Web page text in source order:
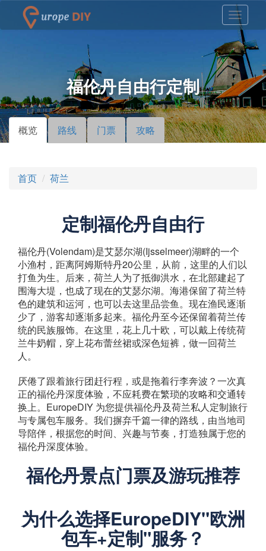
福伦丹自由行定制
主标签
概览 （活
动标
路线 门票 攻略
首页 荷兰
定制福伦丹自由行
福伦丹(Volendam)是艾瑟尔湖(Ijsselmeer)湖畔的一个
小渔村，距离阿姆斯特丹20公里，从前，这里的人们以
打鱼为生。后来，荷兰人为了抵御洪水，在北部建起了
围海大堤，也成了现在的艾瑟尔湖。海港保留了荷兰特
色的建筑和运河，也可以去这里品尝鱼。现在渔民逐渐
少了，游客却逐渐多起来。福伦丹至今还保留着荷兰传
统的民族服饰。在这里，花上几十欧，可以戴上传统荷
兰牛奶帽，穿上花布蕾丝裙或深色短裤，做一回荷兰
人。
厌倦了跟着旅行团赶行程，或是拖着行李奔波？一次真
正的福伦丹深度体验，不应耗费在繁琐的攻略和交通转
换上。EuropeDIY 为您提供福伦丹及荷兰私人定制旅行
与专属包车服务。我们摒弃千篇一律的路线，由当地司
导陪伴，根据您的时间、兴趣与节奏，打造独属于您的
福伦丹深度体验。
福伦丹景点门票及游玩推荐
为什么选择EuropeDIY"欧洲
包车+定制"服务？